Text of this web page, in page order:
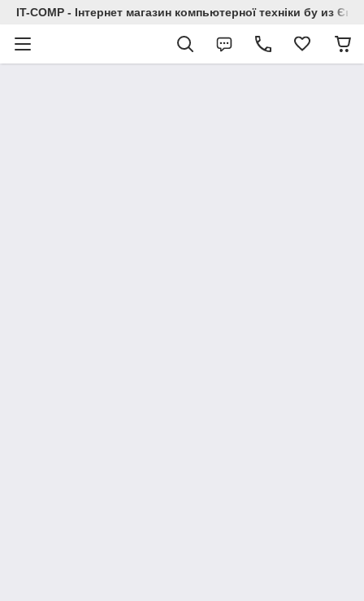
IT-COMP - Інтернет магазин компьютерної техніки бу из